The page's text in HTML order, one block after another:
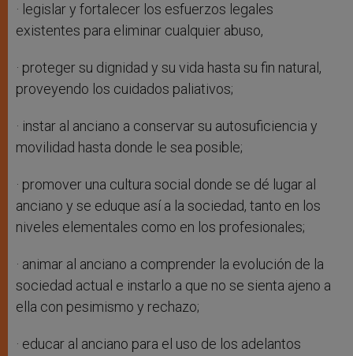
· legislar y fortalecer los esfuerzos legales
existentes para eliminar cualquier abuso,
· proteger su dignidad y su vida hasta su fin natural,
proveyendo los cuidados paliativos;
· instar al anciano a conservar su autosuficiencia y
movilidad hasta donde le sea posible;
· promover una cultura social donde se dé lugar al
anciano y se eduque así a la sociedad, tanto en los
niveles elementales como en los profesionales;
· animar al anciano a comprender la evolución de la
sociedad actual e instarlo a que no se sienta ajeno a
ella con pesimismo y rechazo;
· educar al anciano para el uso de los adelantos